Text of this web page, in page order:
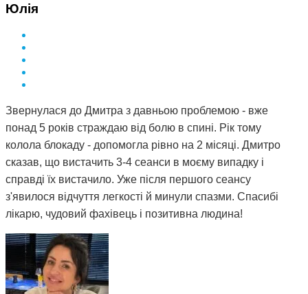
Юлія
Звернулася до Дмитра з давньою проблемою - вже
понад 5 років страждаю від болю в спині. Рік тому
колола блокаду - допомогла рівно на 2 місяці. Дмитро
сказав, що вистачить 3-4 сеанси в моєму випадку і
справді їх вистачило. Уже після першого сеансу
з'явилося відчуття легкості й минули спазми. Спасибі
лікарю, чудовий фахівець і позитивна людина!